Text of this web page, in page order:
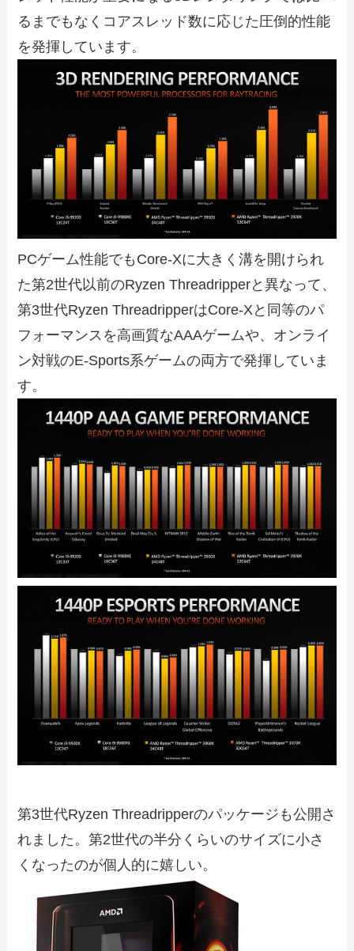
るまでもなくコアスレッド数に応じた圧倒的性能
を発揮しています。
PCゲーム性能でもCore-Xに大きく溝を開けられ
た第2世代以前のRyzen Threadripperと異なって、
第3世代Ryzen ThreadripperはCore-Xと同等のパ
フォーマンスを高画質なAAAゲームや、オンライ
ン対戦のE-Sports系ゲームの両方で発揮していま
す。
第3世代Ryzen Threadripperのパッケージも公開さ
れました。第2世代の半分くらいのサイズに小さ
くなったのが個人的に嬉しい。